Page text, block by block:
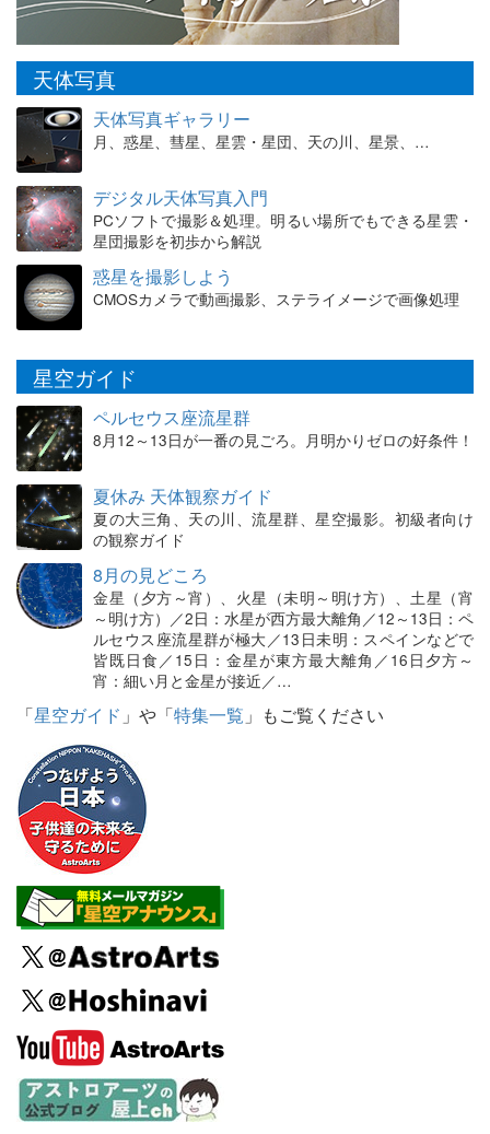
天体写真
天体写真ギャラリー
月、惑星、彗星、星雲・星団、天の川、星景、…
デジタル天体写真入門
PCソフトで撮影＆処理。明るい場所でもできる星雲・
星団撮影を初歩から解説
惑星を撮影しよう
CMOSカメラで動画撮影、ステライメージで画像処理
星空ガイド
ペルセウス座流星群
8月12～13日が一番の見ごろ。月明かりゼロの好条件！
夏休み 天体観察ガイド
夏の大三角、天の川、流星群、星空撮影。初級者向け
の観察ガイド
8月の見どころ
金星（夕方～宵）、火星（未明～明け方）、土星（宵
～明け方）／2日：水星が西方最大離角／12～13日：ペ
ルセウス座流星群が極大／13日未明：スペインなどで
皆既日食／15日：金星が東方最大離角／16日夕方～
宵：細い月と金星が接近／…
「星空ガイド 」や「特集一覧 」もご覧ください